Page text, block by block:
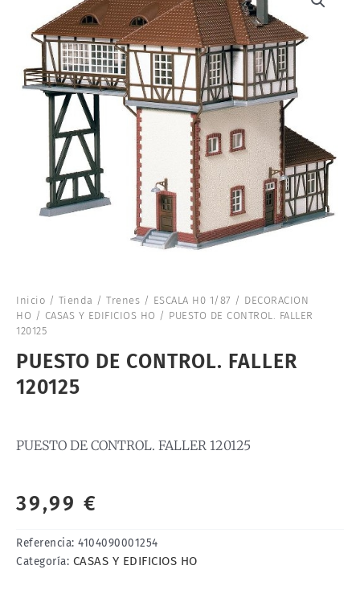
Inicio / Tienda / Trenes / ESCALA H0 1/87 / DECORACION
HO / CASAS Y EDIFICIOS HO / PUESTO DE CONTROL. FALLER
120125
PUESTO DE CONTROL. FALLER
120125
PUESTO DE CONTROL. FALLER 120125
39,99 €
Referencia: 4104090001254
Categoría: CASAS Y EDIFICIOS HO